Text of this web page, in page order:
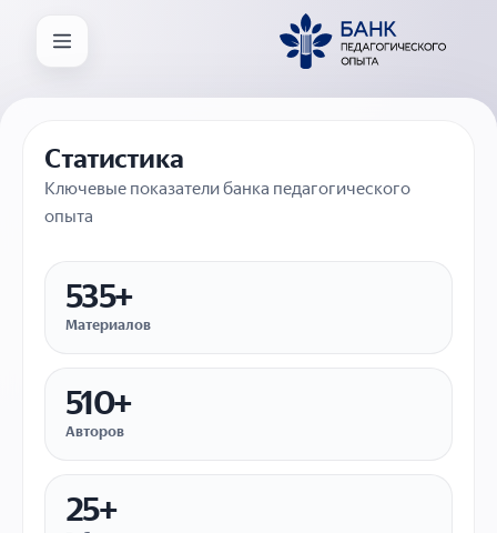
Статистика
Ключевые показатели банка педагогического
опыта
535+
Материалов
510+
Авторов
25+